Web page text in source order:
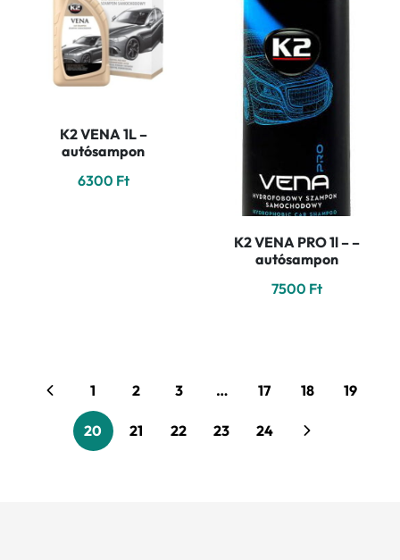
K2 VENA 1L –
autósampon
6300 Ft
K2 VENA PRO 1l – –
autósampon
7500 Ft
1 2 3 … 17 18 19
20 21 22 23 24